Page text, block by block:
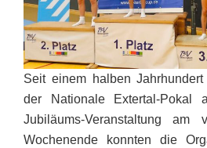
Seit einem halben
der Nationale Extertal-Pokal
Jubiläums-Veranstaltung am
Wochenende konnten die